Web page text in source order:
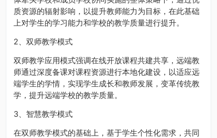
质资源的辐射影响，以提升教师能力为目标，在此基础
上对学生的学习能力和学校的教学质量进行提升。
2、双师教学模式
双师教学应用模式强调在线开放课程共建共享，远端教
师通过深度备课对课程资源进行本地化建设，以适应远
端学生的学情，实现学生成长和教师发展，变革传统教
学，提升远端学校的教学质量。
3、智慧教学模式
在双师教学模式的基础上，基于学生个性化需求，共同